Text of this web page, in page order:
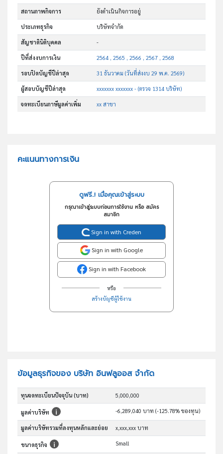
สถานภาพกิจการ ยังดำเนินกิจการอยู่
ประเภทธุรกิจ บริษัทจำกัด
สัญชาตินิติบุคคล -
ปีที่ส่งงบการเงิน 2564 , 2565 , 2566 , 2567 , 2568
รอบปิดบัญชีปีล่าสุด 31 ธันวาคม (วันที่ส่งงบ 29 พ.ค. 2569)
ผู้สอบบัญชีปีล่าสุด xxxxxxx xxxxxxx - (ตรวจ 1314 บริษัท)
จดทะเบียนภาษีมูลค่าเพิ่ม xx สาขา
คะแนนทางการเงิน
ดูฟรี..! เมื่อคุณเข้าสู่ระบบ
กรุณาเข้าสู่ระบบก่อนการใช้งาน หรือ สมัคร
สมาชิก
Sign in with Creden
Sign in with Google
Sign in with Facebook
หรือ
สร้างบัญชีผู้ใช้งาน
ข้อมูลธุรกิจของ บริษัท อินฟลูออส จำกัด
ทุนจดทะเบียนปัจจุบัน (บาท) 5,000,000
มูลค่าบริษัท -6,289,040 บาท (-125.78% ของทุน)
มูลค่าบริษัทรวมที่ลงทุนหลักและย่อย x,xxx,xxx บาท
ขนาดธุรกิจ Small